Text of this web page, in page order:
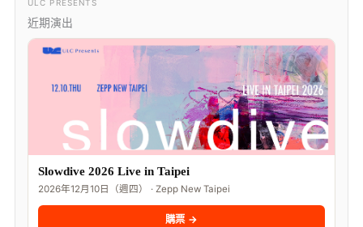
ULC PRESENTS
近期演出
Slowdive 2026 Live in Taipei
2026年12月10日（週四） · Zepp New Taipei
購票 →